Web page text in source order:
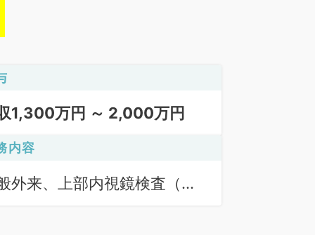
1,300万円 ～ 2,000万円
内容
外来、上部内視鏡検査（Ｇ